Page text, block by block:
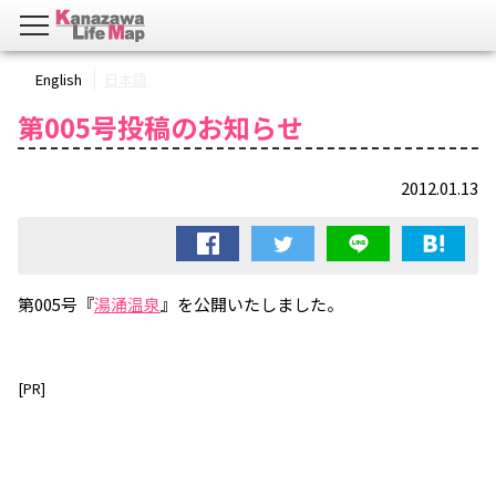
English
第005号投稿のお知らせ
2012.01.13
第005号『湯涌温泉 』を公開いたしました。
[PR]